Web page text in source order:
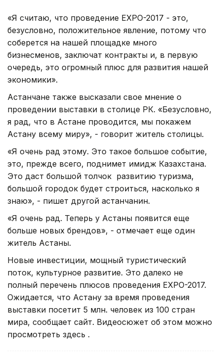
«Я считаю, что проведение EXPO-2017 - это,
безусловно, положительное явление, потому что
соберется на нашей площадке много
бизнесменов, заключат контракты и, в первую
очередь, это огромный плюс для развития нашей
экономики».
Астанчане также высказали свое мнение о
проведении выставки в столице РК. «Безусловно,
я рад, что в Астане проводится, мы покажем
Астану всему миру», - говорит житель столицы.
«Я очень рад этому. Это такое большое событие,
это, прежде всего, поднимет имидж Казахстана.
Это даст большой толчок развитию туризма,
большой городок будет строиться, насколько я
знаю», - пишет другой астанчанин.
«Я очень рад. Теперь у Астаны появится еще
больше новых брендов», - отмечает еще один
житель Астаны.
Новые инвестиции, мощный туристический
поток, культурное развитие. Это далеко не
полный перечень плюсов проведения EXPO-2017.
Ожидается, что Астану за время проведения
выставки посетит 5 млн. человек из 100 стран
мира, сообщает сайт. Видеосюжет об этом можно
просмотреть здесь .